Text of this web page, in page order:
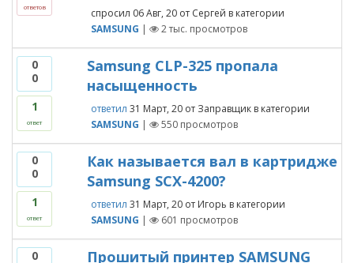
ответов спросил 06 Авг, 20 от Сергей в категории
SAMSUNG | 2 тыс. просмотров
0
0
1
ответ
Samsung CLP-325 пропала
насыщенность
ответил 31 Март, 20 от Заправщик в категории
SAMSUNG | 550просмотров
0
0
1
ответ
Как называется вал в картридже
Samsung SCX-4200?
ответил 31 Март, 20 от Игорь в категории
SAMSUNG | 601 просмотров
0
Прошитый принтер SAMSUNG